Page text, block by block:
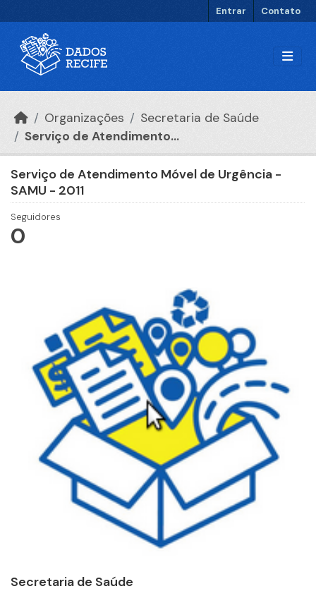
Entrar Contato
Organizações
Secretaria de Saúde
Serviço de Atendimento...
Serviço de Atendimento Móvel de Urgência -
SAMU - 2011
Seguidores
0
Secretaria de Saúde